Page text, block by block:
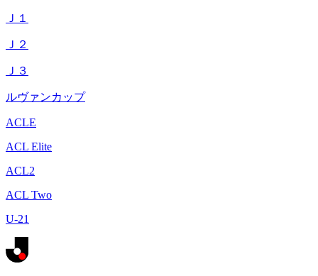
Ｊ１
Ｊ２
Ｊ３
ルヴァンカップ
ACLE
ACL Elite
ACL2
ACL Two
U-21